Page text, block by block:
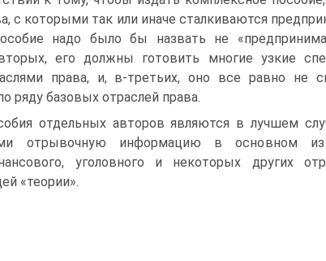
с которыми так или иначе сталкиваются
надо было бы назвать не
вторых, его должны готовить многие узкие
права, и, в-третьих, оно все равно не
ряду базовых отраслей права.
отдельных авторов являются в лучшем
отрывочную информацию в основном
уголовного и некоторых других
«теории».